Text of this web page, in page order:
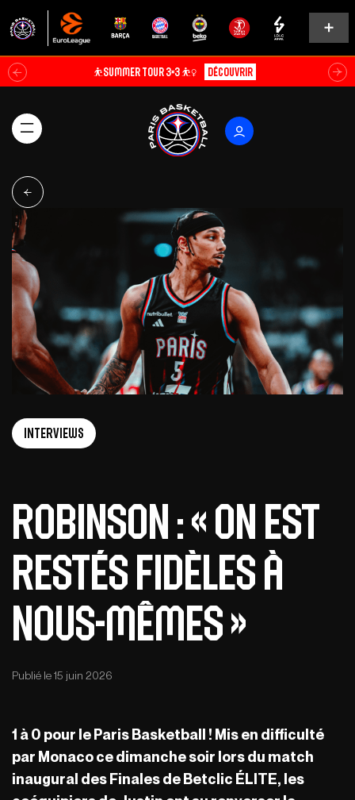
⛹️SUMMER TOUR 3×3 ⛹️‍♀️ Découvrir
Interviews
Robinson : « On est
restés fidèles à
nous-mêmes »
Publié le 15 juin 2026
1 à 0 pour le Paris Basketball ! Mis en difficulté
par Monaco ce dimanche soir lors du match
inaugural des Finales de Betclic ÉLITE, les